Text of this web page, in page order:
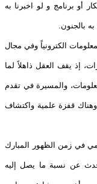
أو برنامج و لو اخبرنا به
بالجنون.
الكترونياً وفي مجال
إذ يقف العقل ذاهلاً لما
والمسيرة في تقدم
وهناك قفزة علمية واكتشاف
في زمن الظهور المبارك
عن نسبة ما يصل إليه